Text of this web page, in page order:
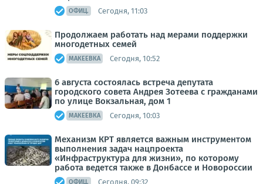
ОФИЦ. Сегодня, 11:03
Продолжаем работать над мерами поддержки
многодетных семей
МАКЕЕВКА Сегодня, 10:52
6 августа состоялась встреча депутата
городского совета Андрея Зотеева с гражданами
по улице Вокзальная, дом 1
МАКЕЕВКА Сегодня, 10:03
Механизм КРТ является важным инструментом
выполнения задач нацпроекта
«Инфраструктура для жизни», по которому
работа ведется также в Донбассе и Новороссии
ОФИЦ. Сегодня, 09:32